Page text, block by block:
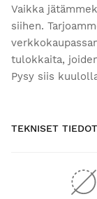
Vaikka
siihen.
tulokkaita,
Pysy siis
TEKNISET TIEDOT